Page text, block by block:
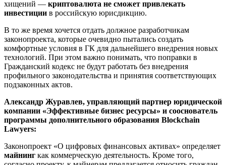
хищений — криптовалюта не сможет привлекать
инвестиции в российскую юрисдикцию.
В то же время хочется отдать должное разработчикам
законопроекта, которые очевидно пытались создать
комфортные условия в ГК для дальнейшего внедрения новых
технологий. При этом важно понимать, что поправки в
Гражданский кодекс не будут работать без внедрения
профильного законодательства и принятия соответствующих
подзаконных актов.
Александр Журавлев, управляющий партнер юридической
компании «Эффективные бизнес ресурсы» и сооснователь
программы дополнительного образования Blockchain
Lawyers:
Законопроект «О цифровых финансовых активах» определяет
майнинг как коммерческую деятельность. Кроме того,